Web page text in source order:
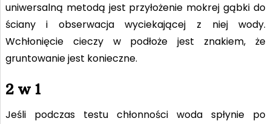
uniwersalną metodą jest przyłożenie mokrej gąbki do
ściany i obserwacja wyciekającej z niej wody.
Wchłonięcie cieczy w podłoże jest znakiem, że
gruntowanie jest konieczne.
2 w 1
Jeśli podczas testu chłonności woda spłynie po